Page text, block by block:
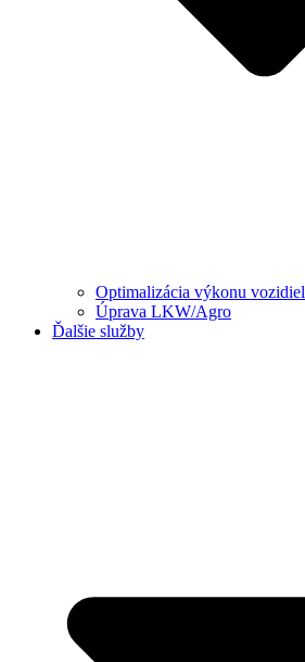
Optimalizácia výkonu vozidiel
Úprava LKW/Agro
Ďalšie služby